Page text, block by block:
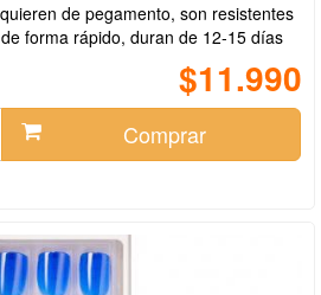
de pegamento, son resistentes
forma rápido, duran de 12-15 días
$11.990
Comprar